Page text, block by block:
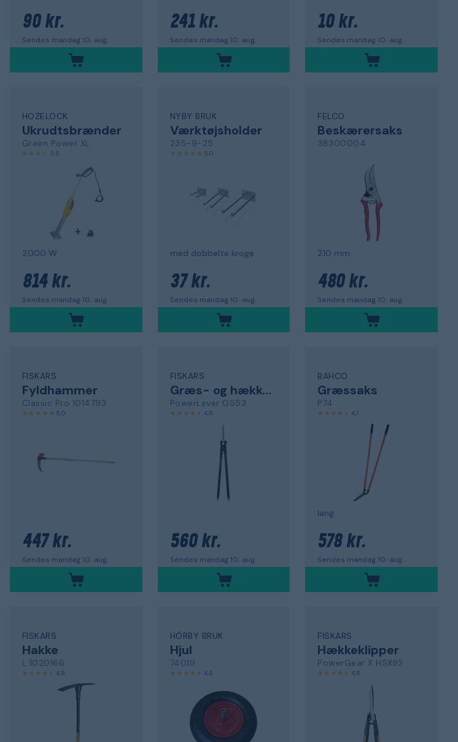
90 kr.
Sendes mandag 10. aug.
241 kr.
Sendes mandag 10. aug.
10 kr.
Sendes mandag 10. aug.
HOZELOCK
Ukrudtsbrænder
Green Power XL
3,5
2000 W
814 kr.
Sendes mandag 10. aug.
NYBY BRUK
Værktøjsholder
235-9-25
5,0
med dobbelte kroge
37 kr.
Sendes mandag 10. aug.
FELCO
Beskærersaks
38300004
210 mm
480 kr.
Sendes mandag 10. aug.
FISKARS
Fyldhammer
Classic Pro 1014793
5,0
447 kr.
Sendes mandag 10. aug.
FISKARS
Græs- og hækkeklippere
PowerLever GS53
4,8
560 kr.
Sendes mandag 10. aug.
BAHCO
Græssaks
P74
4,1
lang
578 kr.
Sendes mandag 10. aug.
FISKARS
Hakke
L 1020166
4,8
HÖRBY BRUK
Hjul
74019
4,4
FISKARS
Hækkeklipper
PowerGear X HSX92
4,8